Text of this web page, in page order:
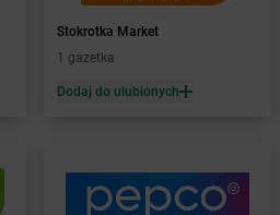
Stokrotka Market
1 gazetka
Dodaj do ulubionych